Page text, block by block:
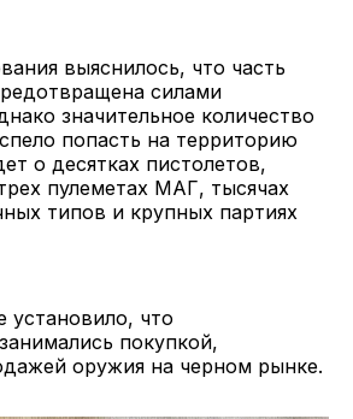
выяснилось, что часть
силами
значительное количество
попасть на территорию
о десятках пистолетов,
пулеметах МАГ, тысячах
типов и крупных партиях
установило, что
покупкой,
оружия на черном рынке.